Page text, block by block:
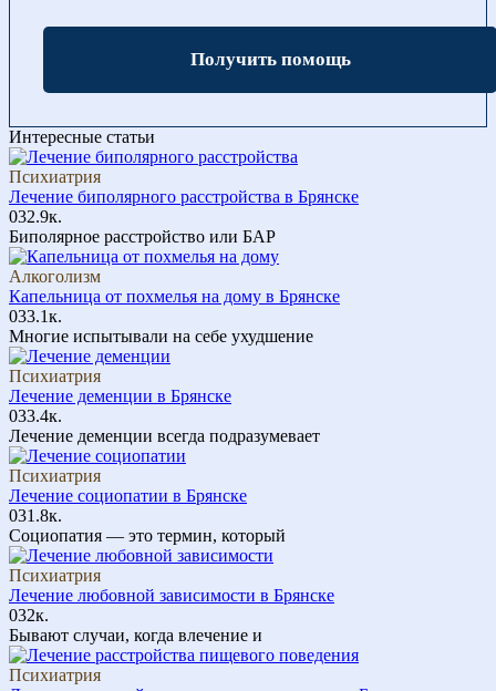
Получить помощь
Интересные статьи
Психиатрия
Лечение биполярного расстройства в Брянске
032.9к.
Биполярное расстройство или БАР
Алкоголизм
Капельница от похмелья на дому в Брянске
033.1к.
Многие испытывали на себе ухудшение
Психиатрия
Лечение деменции в Брянске
033.4к.
Лечение деменции всегда подразумевает
Психиатрия
Лечение социопатии в Брянске
031.8к.
Социопатия — это термин, который
Психиатрия
Лечение любовной зависимости в Брянске
032к.
Бывают случаи, когда влечение и
Психиатрия